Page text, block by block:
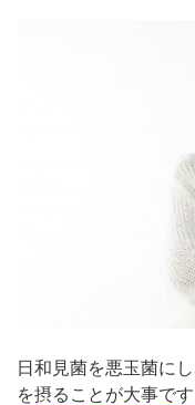
日和見菌を悪玉菌に
を摂ることが大事です